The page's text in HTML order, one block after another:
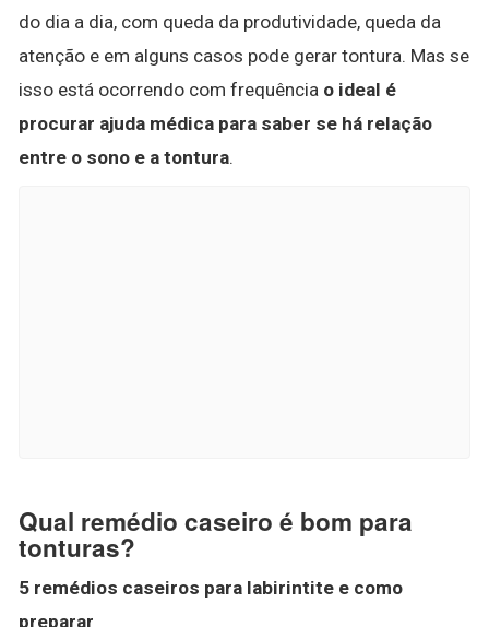
do dia a dia, com queda da produtividade, queda da
atenção e em alguns casos pode gerar tontura. Mas se
isso está ocorrendo com frequência o ideal é
procurar ajuda médica para saber se há relação
entre o sono e a tontura.
Qual remédio caseiro é bom para
tonturas?
5 remédios caseiros para labirintite e como
preparar